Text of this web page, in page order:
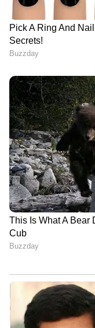
ആയിരുന്നു.
ആയിരുന്നു.
എങ്ങനെ മൂന്ന്
ആകും? S I
പരാതിയിൽ
പറയുന്ന ഒരു
പുശ്ചത്തോടെ
പുശ്ച ഭാവം
ചോദിക്കുമ്പോ
റിസർവേഷൻ
കഴിയുമ്പോ
ഇല്ലാതെ
സീറ്റ്
പുച്ഛിച്ചു
കേസ്
എന്തായാലും
നൽകി